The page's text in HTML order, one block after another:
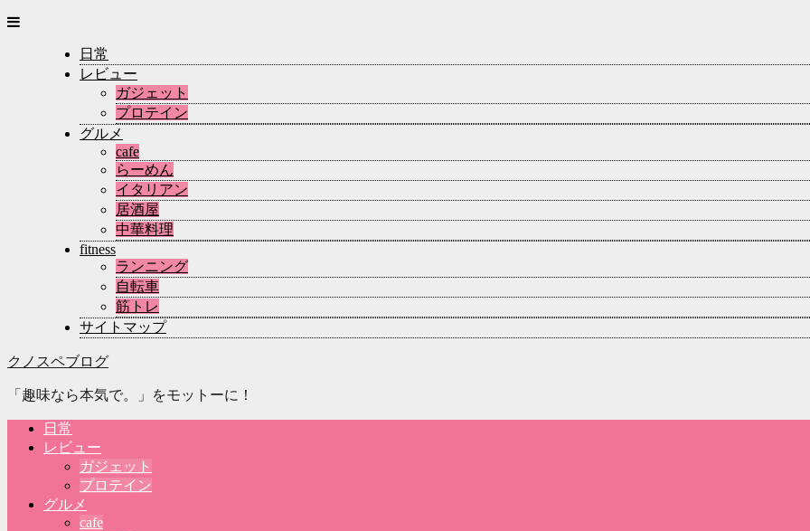
日常
レビュー
ガジェット
プロテイン
グルメ
cafe
らーめん
イタリアン
居酒屋
中華料理
fitness
ランニング
自転車
筋トレ
サイトマップ
クノスペブログ
「趣味なら本気で。」をモットーに！
日常
レビュー
ガジェット
プロテイン
グルメ
cafe